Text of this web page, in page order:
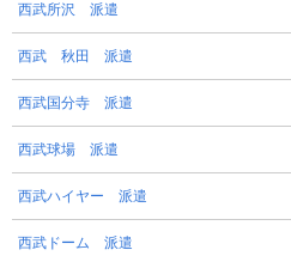
西武所沢 派遣
西武 秋田 派遣
西武国分寺 派遣
西武球場 派遣
西武ハイヤー 派遣
西武ドーム 派遣